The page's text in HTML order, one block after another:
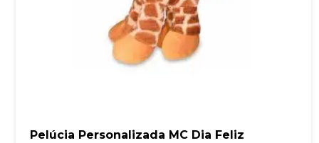
Pelúcia Personalizada MC Dia Feliz